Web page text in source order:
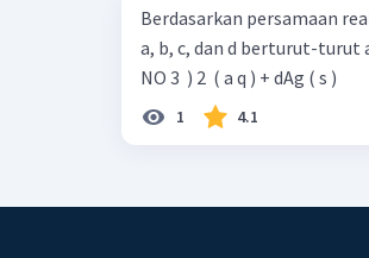
Berdasarkan persamaan
a, b, c, dan d berturut-turut adalah ... aCu ( s ) +
NO 3 ​ ) 2 ​ ( a q ) + dAg ( s )
1 4.1